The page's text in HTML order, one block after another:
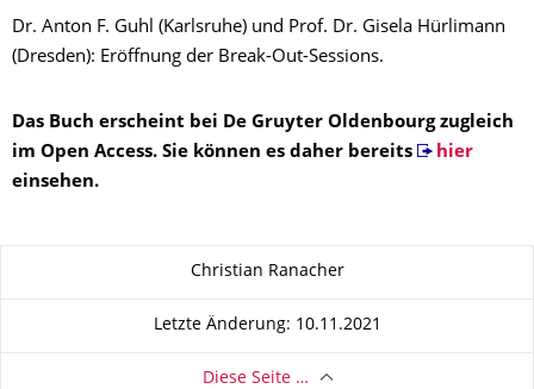
Dr. Anton F. Guhl (Karlsruhe) und Prof. Dr. Gisela Hürlimann
(Dresden): Eröffnung der Break-Out-Sessions.
Das Buch erscheint bei De Gruyter Oldenbourg zugleich
im Open Access. Sie können es daher bereits
hier
einsehen.
Christian Ranacher
Letzte Änderung: 10.11.2021
Diese Seite …